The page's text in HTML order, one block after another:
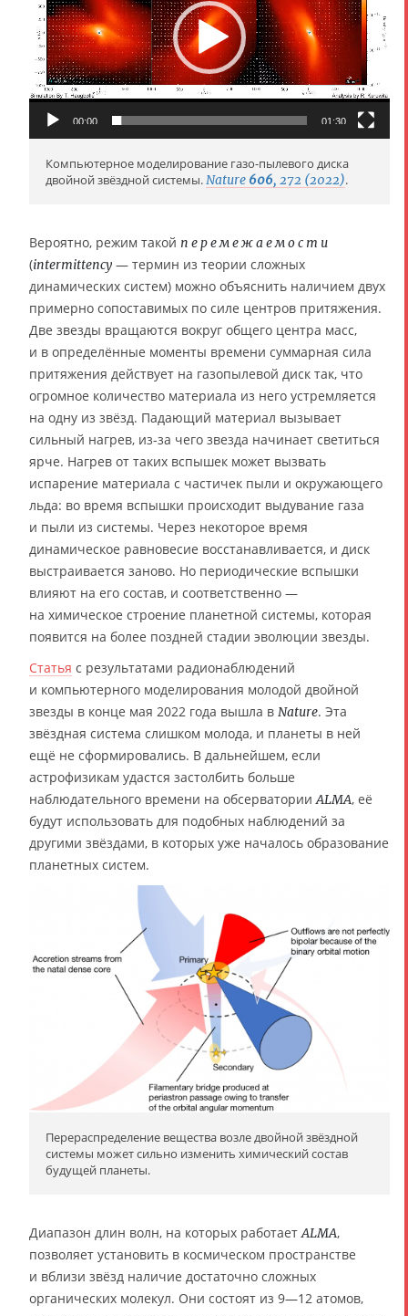
е
о
п
л
е
е
р
00:00 01:30
Компьютерное моделирование газо-пылевого диска
двойной звёздной системы.Nature 606, 272 (2022).
Вероятно, режим такой перемежаемости
(intermittency — термин из теории сложных
динамических систем) можно объяснить наличием двух
примерно сопоставимых по силе центров притяжения.
Две звезды вращаются вокруг общего центра масс,
и в определённые моменты времени суммарная сила
притяжения действует на газопылевой диск так, что
огромное количество материала из него устремляется
на одну из звёзд. Падающий материал вызывает
сильный нагрев, из-за чего звезда начинает светиться
ярче. Нагрев от таких вспышек может вызвать
испарение материала с частичек пыли и окружающего
льда: во время вспышки происходит выдувание газа
и пыли из системы. Через некоторое время
динамическое равновесие восстанавливается, и диск
выстраивается заново. Но периодические вспышки
влияют на его состав, и соответственно —
на химическое строение планетной системы, которая
появится на более поздней стадии эволюции звезды.
Статья с результатами радионаблюдений
и компьютерного моделирования молодой двойной
звезды в конце мая 2022 года вышла в Nature. Эта
звёздная система слишком молода, и планеты в ней
ещё не сформировались. В дальнейшем, если
астрофизикам удастся застолбить больше
наблюдательного времени на обсерваторииALMA, её
будут использовать для подобных наблюдений за
другими звёздами, в которых уже началось образование
планетных систем.
Перераспределение вещества возле двойной звёздной
системы может сильно изменить химический состав
будущей планеты.
Диапазон длин волн, на которых работаетALMA,
позволяет установить в космическом пространстве
и вблизи звёзд наличие достаточно сложных
органических молекул. Они состоят из 9—12 атомов,